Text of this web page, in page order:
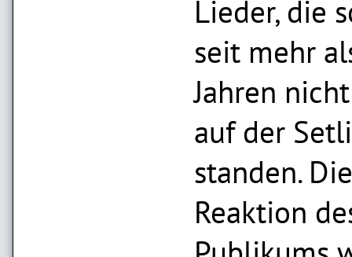
Lieder, die
seit mehr
Jahren
auf der
standen. Die
Reaktion